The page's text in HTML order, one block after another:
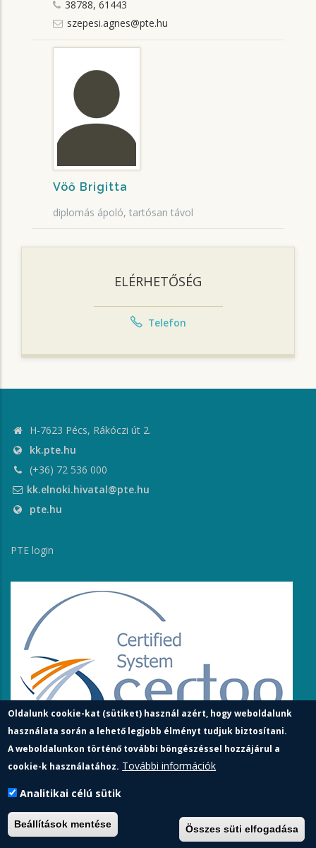
38788, 61443
szepesi.agnes@pte.hu
Vöő Brigitta
diplomás ápoló, tartósan távol
ELÉRHETŐSÉG
Telefon
H-7623 Pécs, Rákóczi út 2.
kk.pte.hu
(+36) 72 536 000
kk.elnoki.hivatal@pte.hu
pte.hu
PTE login
Pécsi Tudományegyetem | Kancellária |Informatikai és
Innovációs Igazgatóság
| Portál csoport - 2023.
Oldalunk cookie-kat (sütiket) használ azért, hogy weboldalunk
használata során a lehető legjobb élményt tudjuk biztosítani.
A weboldalunkon történő további böngészéssel hozzájárul a
cookie-k használatához. További információk
Analitikai célú sütik
Beállítások mentése Összes süti elfogadása